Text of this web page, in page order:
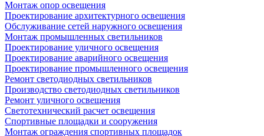
Монтаж опор освещения
Проектирование архитектурного освещения
Обслуживание сетей наружного освещения
Монтаж промышленных светильников
Проектирование уличного освещения
Проектирование аварийного освещения
Проектирование промышленного освещения
Ремонт светодиодных светильников
Производство светодиодных светильников
Ремонт уличного освещения
Светотехнический расчет освещения
Спортивные площадки и сооружения
Монтаж ограждения спортивных площадок